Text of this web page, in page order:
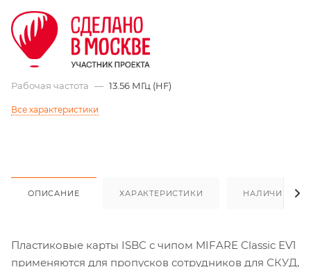
Рабочая частота — 13.56 МГц (HF)
Все характеристики
ОПИСАНИЕ ХАРАКТЕРИСТИКИ НАЛИЧИЕ
Пластиковые карты ISBC с чипом MIFARE Classic EV1
применяются для пропусков сотрудников для СКУД,